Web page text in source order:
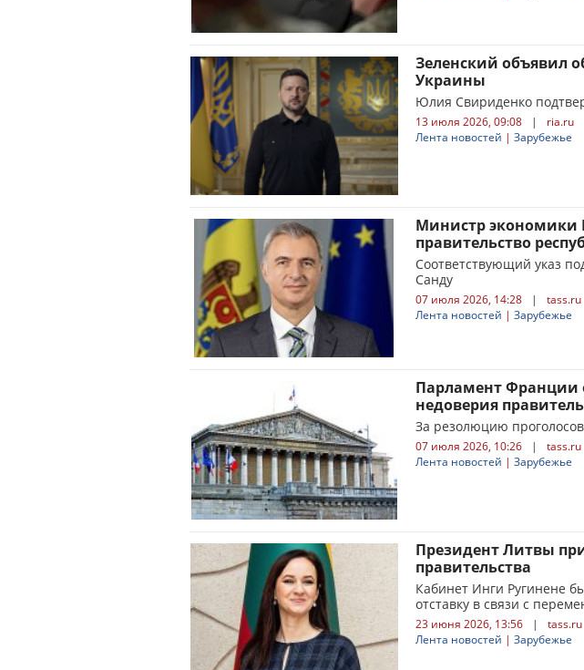
Зеленский объявил
Украины
Юлия Свириденко
13 июля 2026, 09:08 |
ria.ru
Лента новостей | Зарубежье
Министр экономики
правительство
Соответствующий указ
Санду
07 июля 2026, 14:28 |
tass.ru
Лента новостей | Зарубежье
Парламент Франции
недоверия
За резолюцию
07 июля 2026, 10:26 |
tass.ru
Лента новостей | Зарубежье
Президент Литвы
правительства
Кабинет Инги Ругинене
отставку в связи с
23 июня 2026, 13:56 |
tass.ru
Лента новостей | Зарубежье